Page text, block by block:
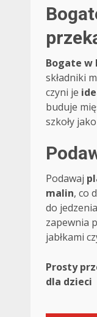
Bogate w
składniki
czyni je
buduje
szkoły jako
Podawaj
malin, co
do
zapewnia
jabłkami
Post
Prosty
dla dzieci